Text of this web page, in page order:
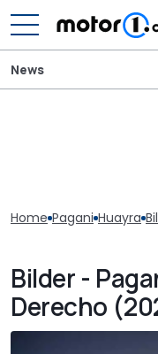
News
Home Pagani Huayra
Bilder -
Derecho